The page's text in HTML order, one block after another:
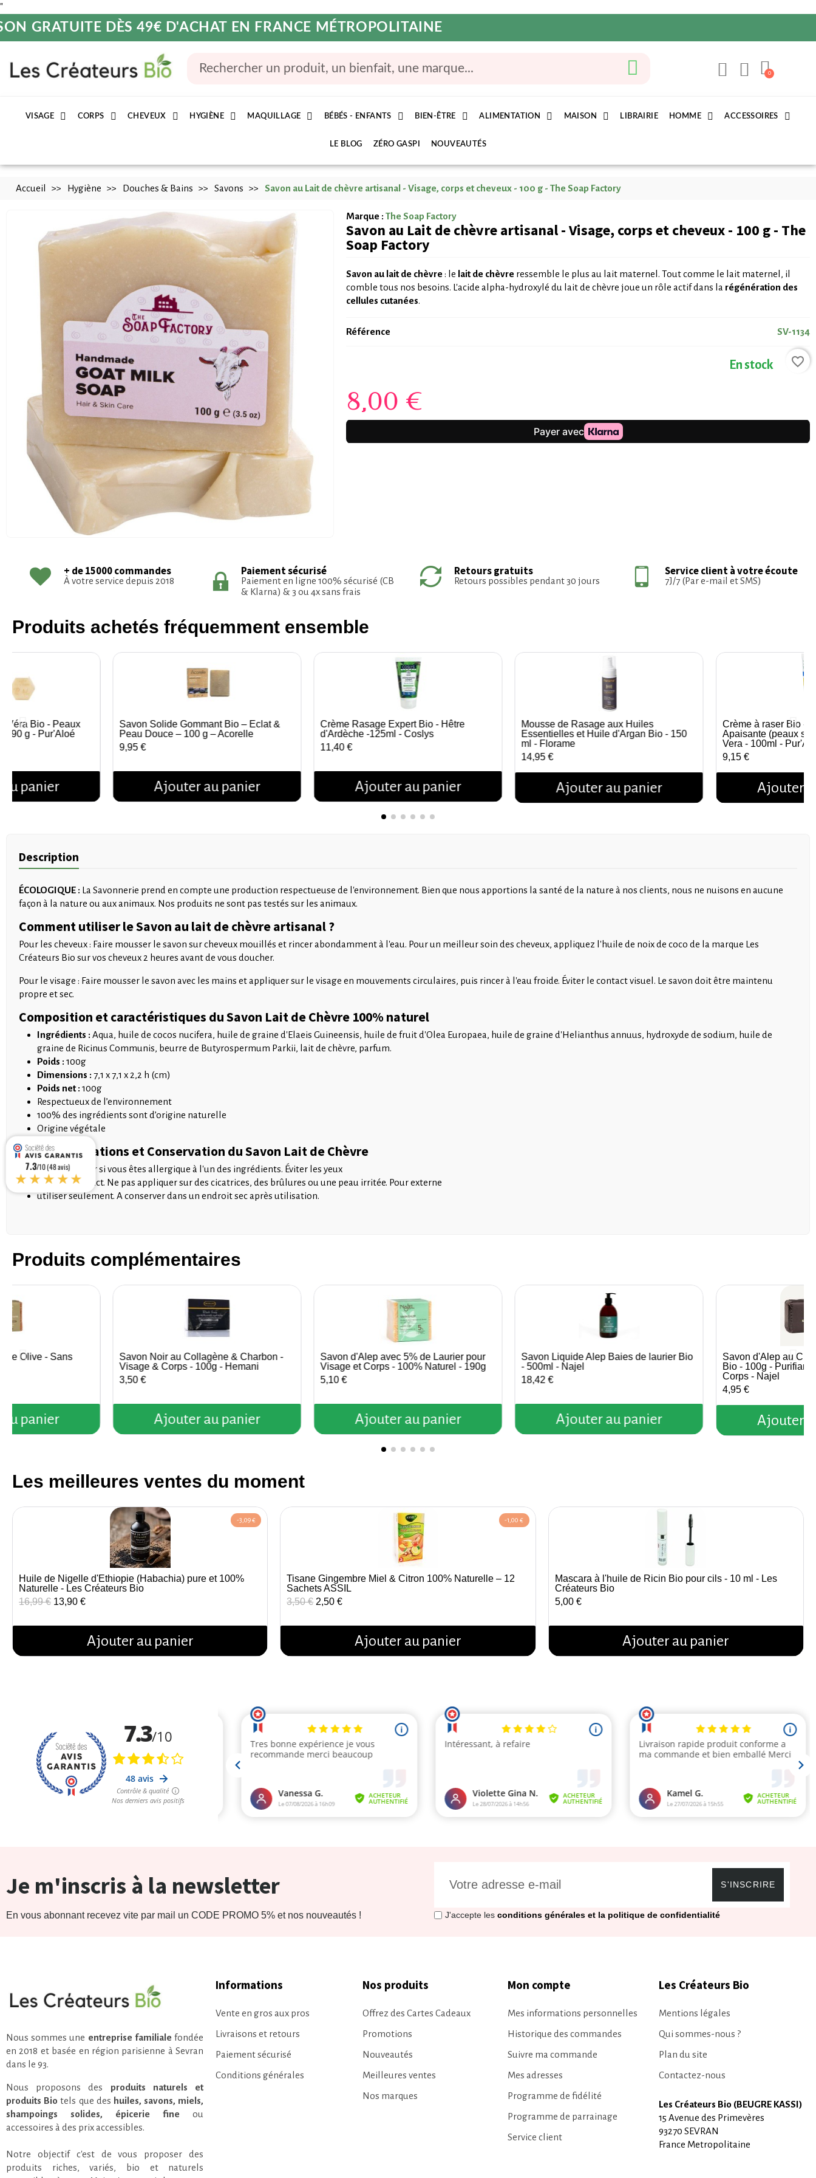
"
GRATUITE DÈS 49€ D'ACHAT EN FRANCE MÉTROPOLITAINE
VISAGE CORPS CHEVEUX HYGIÈNE MAQUILLAGE BÉBÉS - ENFANTS BIEN-ÊTRE ALIMENTATION MAISON LIBRAIRIE HOMME ACCESSOIRES
LE BLOG ZÉRO GASPI NOUVEAUTÉS
Accueil Hygiène Douches & Bains Savons Savon au Lait de chèvre artisanal - Visage, corps et cheveux - 100 g - The Soap Factory
Marque : The Soap Factory
Savon au Lait de chèvre artisanal - Visage, corps et cheveux - 100 g - The
Soap Factory
Savon au lait de chèvre : le lait de chèvre ressemble le plus au lait maternel. Tout comme le lait maternel, il
comble tous nos besoins. L'acide alpha-hydroxylé du lait de chèvre joue un rôle actif dans la régénération des
cellules cutanées.
Référence SV-1134
En stock favorite_border
8,00 €
+ de 15000 commandes
À votre service depuis 2018
Paiement sécurisé
Paiement en ligne 100% sécurisé (CB
& Klarna) & 3 ou 4x sans frais
Retours gratuits
Retours possibles pendant 30 jours
Service client à votre écoute
7J/7 (Par e-mail et SMS)
Produits achetés fréquemment ensemble
rapide
Véra Bio - Peaux
- 90 g - Pur'Aloé
panier
Aperçu rapide
Savon Solide Gommant Bio – Éclat &
Peau Douce – 100 g – Acorelle
9,95 €
Ajouter au panier
Aperçu rapide
Crème Rasage Expert Bio - Hêtre
d'Ardèche -125ml - Coslys
11,40 €
Ajouter au panier
Aperçu rapide
Mousse de Rasage aux Huiles
Essentielles et Huile d'Argan Bio - 150
ml - Florame
14,95 €
Ajouter au panier
Aperçu
Crème à raser Bio -
Apaisante (peaux
Vera - 100ml -
9,15 €
Ajouter
Description
ÉCOLOGIQUE : La Savonnerie prend en compte une production respectueuse de l'environnement. Bien que nous apportions la santé de la nature à nos clients, nous ne nuisons en aucune
façon à la nature ou aux animaux. Nos produits ne sont pas testés sur les animaux.
Comment utiliser le Savon au lait de chèvre artisanal ?
Pour les cheveux : Faire mousser le savon sur cheveux mouillés et rincer abondamment à l'eau. Pour un meilleur soin des cheveux, appliquez l'huile de noix de coco de la marque Les
Créateurs Bio sur vos cheveux 2 heures avant de vous doucher.
Pour le visage : Faire mousser le savon avec les mains et appliquer sur le visage en mouvements circulaires, puis rincer à l'eau froide. Éviter le contact visuel. Le savon doit être maintenu
propre et sec.
Composition et caractéristiques du Savon Lait de Chèvre 100% naturel
Ingrédients : Aqua, huile de cocos nucifera, huile de graine d'Elaeis Guineensis, huile de fruit d'Olea Europaea, huile de graine d'Helianthus annuus, hydroxyde de sodium, huile de
graine de Ricinus Communis, beurre de Butyrospermum Parkii, lait de chèvre, parfum.
Poids : 100g
Dimensions : 7,1 x 7,1 x 2,2 h (cm)
Poids net : 100g
Respectueux de l’environnement
100% des ingrédients sont d’origine naturelle
Origine végétale
Contre-Indications et Conservation du Savon Lait de Chèvre
Ne pas utiliser si vous êtes allergique à l'un des ingrédients. Éviter les yeux
prendre contact. Ne pas appliquer sur des cicatrices, des brûlures ou une peau irritée. Pour externe
utiliser seulement. A conserver dans un endroit sec après utilisation.
Produits complémentaires
rapideOlive - Sans
panier
Aperçu rapide
Savon Noir au Collagène & Charbon -
Visage & Corps - 100g - Hemani
3,50 €
Ajouter au panier
Aperçu rapide
Savon d'Alep avec 5% de Laurier pour
Visage et Corps - 100% Naturel - 190g
5,10 €
Ajouter au panier
Aperçu rapide
Savon Liquide Alep Baies de laurier Bio
- 500ml - Najel
18,42 €
Ajouter au panier
Aperçu
Savon d'Alep au
Bio - 100g - Purifiant
Corps - Najel
4,95 €
Ajouter
Les meilleures ventes du moment
Aperçu rapide
-3,09 €
Huile de Nigelle d'Éthiopie (Habachia) pure et 100%
Naturelle - Les Créateurs Bio
16,99 € 13,90 €
Ajouter au panier
Aperçu rapide
-1,00 €
Tisane Gingembre Miel & Citron 100% Naturelle – 12
Sachets ASSIL
3,50 € 2,50 €
Ajouter au panier
Aperçu rapide
Mascara à l'huile de Ricin Bio pour cils - 10 ml - Les
Créateurs Bio
5,00 €
Ajouter au panier
Je m'inscris à la newsletter
En vous abonnant recevez vite par mail un CODE PROMO 5% et nos nouveautés !
S'INSCRIRE
J'accepte les conditions générales et la politique de confidentialité
Nous sommes une entreprise familiale fondée
en 2018 et basée en région parisienne à Sevran
dans le 93.
Nous proposons des produits naturels et
produits Bio tels que des huiles, savons, miels,
shampoings solides, épicerie fine ou
accessoires à des prix accessibles.
Notre objectif c'est de vous proposer des
produits riches, variés, bio et naturels
Informations
Vente en gros aux pros
Livraisons et retours
Paiement sécurisé
Conditions générales
Nos produits
Offrez des Cartes Cadeaux
Promotions
Nouveautés
Meilleures ventes
Nos marques
Mon compte
Mes informations personnelles
Historique des commandes
Suivre ma commande
Mes adresses
Programme de fidélité
Programme de parrainage
Service client
Les Créateurs Bio
Mentions légales
Qui sommes-nous ?
Plan du site
Contactez-nous
Les Créateurs Bio (BEUGRE KASSI)
15 Avenue des Primevères
93270 SEVRAN
France Metropolitaine
7.3/10 (48 avis)
★★★★★